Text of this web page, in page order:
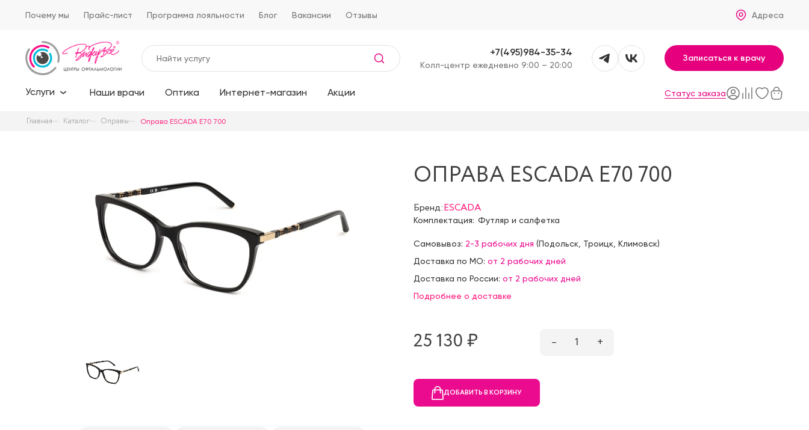
Почему мы Прайс-лист Программа лояльности Блог Вакансии Отзывы Адреса
+7(495)984-35-34
Kолл-центр ежедневно 9:00 – 20:00
Записаться к врачу
Услуги Наши врачи Оптика Интернет-магазин Акции Статус заказа
Главная Каталог Оправы Оправа ESCADA E70 700
ОПРАВА ESCADA E70 700
Бренд:ESCADA
Комплектация: Футляр и салфетка
Самовывоз: 2-3 рабочих дня (Подольск, Троицк, Климовск)
Доставка по МО: от 2 рабочих дней
Доставка по России: от 2 рабочих дней
Подробнее о доставке
25 130 ₷ – 1 +
ДОБАВИТЬ В КОРЗИНУ